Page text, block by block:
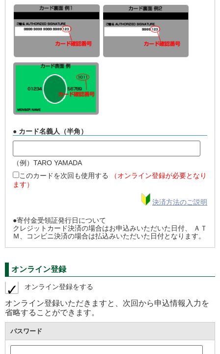
● カード名義人（半角）
（例）TARO YAMADA
このカードを次回も使用する
（オンライン登録が必要となり
ます）
決済方法のご説明
●寄付金受領証発行日について
クレジットカード決済の場合はお申込みいただいた日付、 ＡＴ
Ｍ、コンビニ決済の場合は払込みいただいた日付となります。
オンライン登録
オンライン登録をする
オンライン登録いただきますと、次回から申込情報入力を
省略することができます。
パスワード